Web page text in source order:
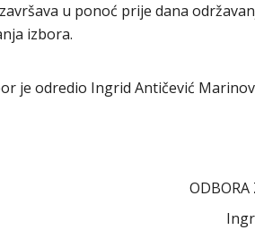
u ponoć prije dana
izbora.
je odredio Ingrid Antičević
ODBORA
Ingrid